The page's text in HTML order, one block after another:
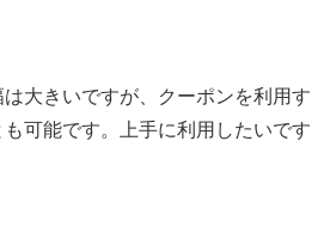
大きいですが、クーポンを利用す
可能です。上手に利用したいです